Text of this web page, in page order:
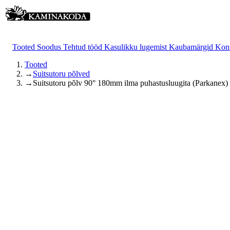
Tooted Soodus Tehtud tööd Kasulikku lugemist Kaubamärgid
Tooted
→ Suitsutoru põlved
→ Suitsutoru põlv 90° 180mm ilma puhastusluugita (Parkanex)